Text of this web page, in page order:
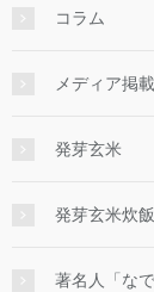
コラム
メディア掲載
発芽玄米
発芽玄米炊
著名人「な